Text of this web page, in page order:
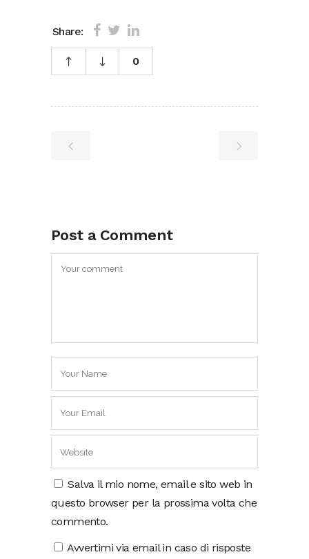
Share:
0
Post a Comment
Salva il mio nome, email e sito web in
questo browser per la prossima volta che
commento.
Avvertimi via email in caso di risposte